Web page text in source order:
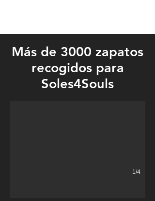
Más de 3000 zapatos
recogidos para
Soles4Souls
Barefoot Sunday was held on August 26
1/4